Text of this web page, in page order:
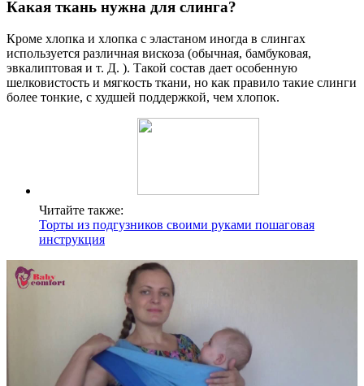
Какая ткань нужна для слинга?
Кроме хлопка и хлопка с эластаном иногда в слингах
используется различная вискоза (обычная, бамбуковая,
эвкалиптовая и т. Д. ). Такой состав дает особенную
шелковистость и мягкость ткани, но как правило такие слинги
более тонкие, с худшей поддержкой, чем хлопок.
Читайте также:
Торты из подгузников своими руками пошаговая
инструкция